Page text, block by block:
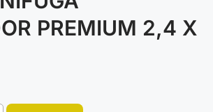
PREMIUM 2,4 X